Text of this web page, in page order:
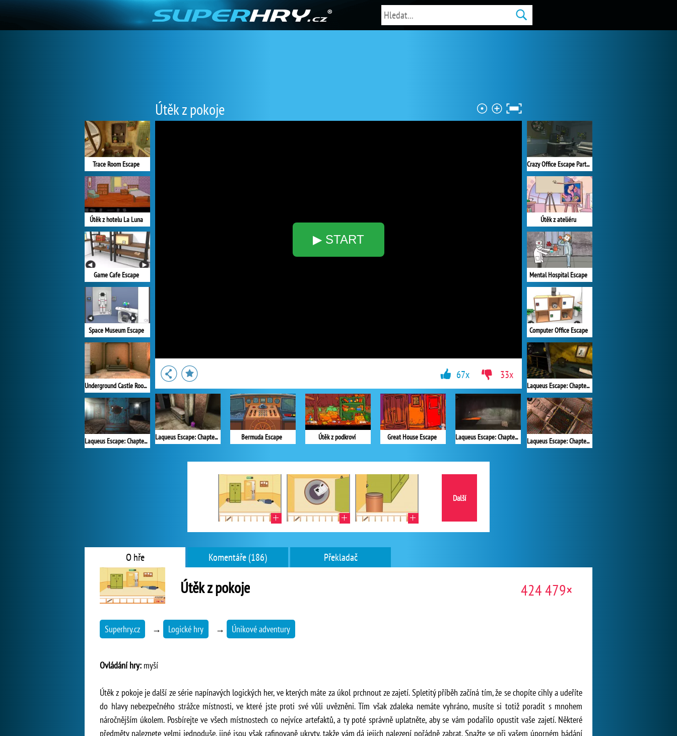
Útěk z pokoje
▶ START
Trace Room Escape
Útěk z hotelu La Luna
Game Cafe Escape
Space Museum Escape
Underground Castle Room Escape
Laqueus Escape: Chapter III
Crazy Office Escape Part 1
Útěk z ateliéru
Mental Hospital Escape
Computer Office Escape
Laqueus Escape: Chapter VI
Laqueus Escape: Chapter 4
Laqueus Escape: Chapter 2 Bermuda Escape Útěk z podkroví Great House Escape Laqueus Escape: Chapter 1
67x 33x
Další
O hře Komentáře (186) Překladač
Útěk z pokoje 424 479×
Superhry.cz → Logické hry → Únikové adventury
Ovládání hry: myší
Útěk z pokoje je další ze série napínavých logických her, ve kterých máte za úkol prchnout ze zajetí. Spletitý příběh začíná tím, že se chopíte cihly a udeříte
do hlavy nebezpečného strážce místnosti, ve které jste proti své vůli uvězněni. Tím však zdaleka nemáte vyhráno, musíte si totiž poradit s mnohem
náročnějším úkolem. Posbírejte ve všech místnostech co nejvíce artefaktů, a ty poté správně uplatněte, aby se vám podařilo opustit vaše zajetí. Některé
předměty naleznete velmi jednoduše, jiné jsou však rafinovaně ukryty, takže vám dá jejich nalezení pořádně zabrat. Snažte se při vašem úporném bádání